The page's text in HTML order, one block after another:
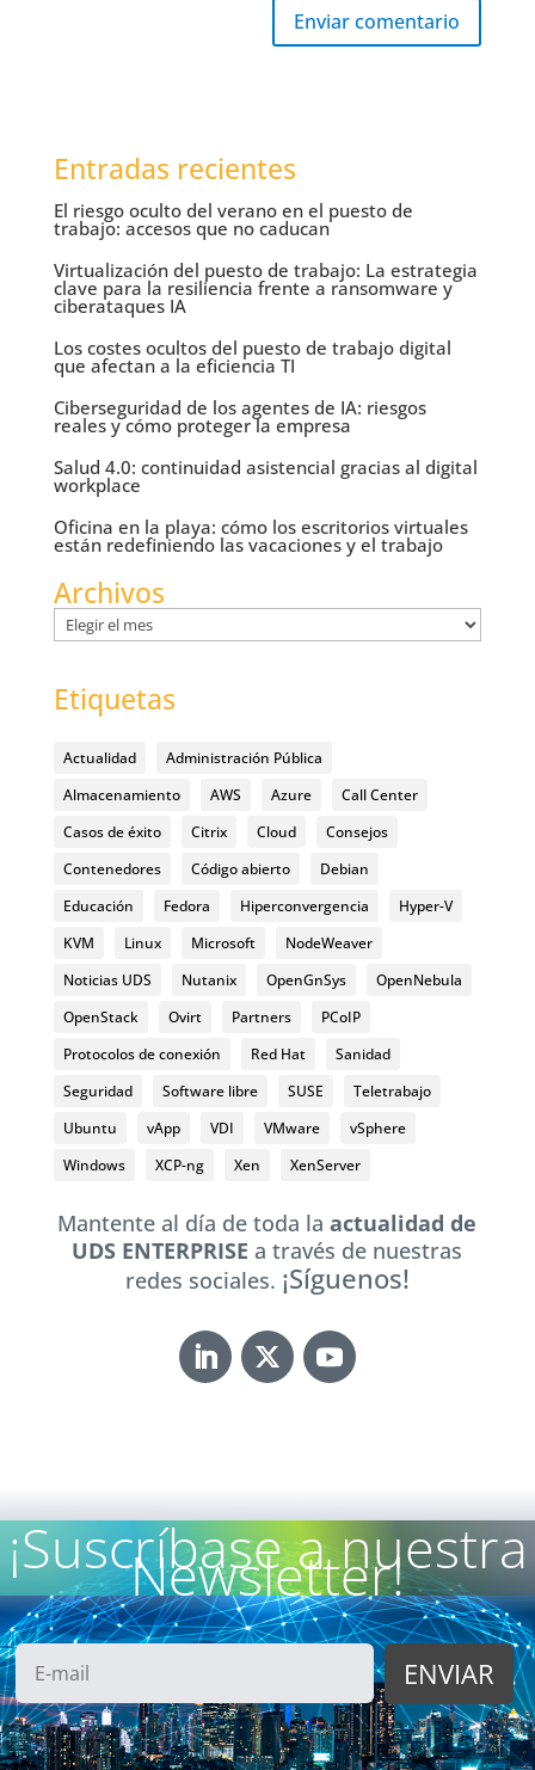
Enviar comentario
Entradas recientes
El riesgo oculto del verano en el puesto de
trabajo: accesos que no caducan
Virtualización del puesto de trabajo: La estrategia
clave para la resiliencia frente a ransomware y
ciberataques IA
Los costes ocultos del puesto de trabajo digital
que afectan a la eficiencia TI
Ciberseguridad de los agentes de IA: riesgos
reales y cómo proteger la empresa
Salud 4.0: continuidad asistencial gracias al digital
workplace
Oficina en la playa: cómo los escritorios virtuales
están redefiniendo las vacaciones y el trabajo
Archivos
Archivos
Etiquetas
Actualidad
Administración Pública
Almacenamiento
AWS Azure
Call Center
Casos de éxito
Citrix Cloud
Consejos
Contenedores
Código abierto
Debian
Educación
Fedora Hiperconvergencia
Hyper-V
KVM
Linux Microsoft
NodeWeaver
Noticias UDS
Nutanix OpenGnSys
OpenNebula
OpenStack
Ovirt Partners
PCoIP
Protocolos de conexión
Red Hat
Sanidad
Seguridad
Software libre SUSE
Teletrabajo
Ubuntu
vApp VDI VMware
vSphere
Windows
XCP-ng Xen XenServer
Mantente al día de toda laactualidad de
UDS ENTERPRISEa través de nuestras
redes sociales. ¡Síguenos!
¡Suscríbase a nuestra
Newsletter!